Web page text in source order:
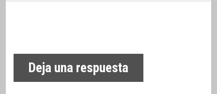
Deja una respuesta